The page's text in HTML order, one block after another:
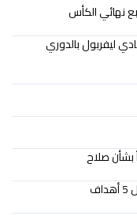
نهائي الكأس
ليفربول بالدوري
بشأن صلاح